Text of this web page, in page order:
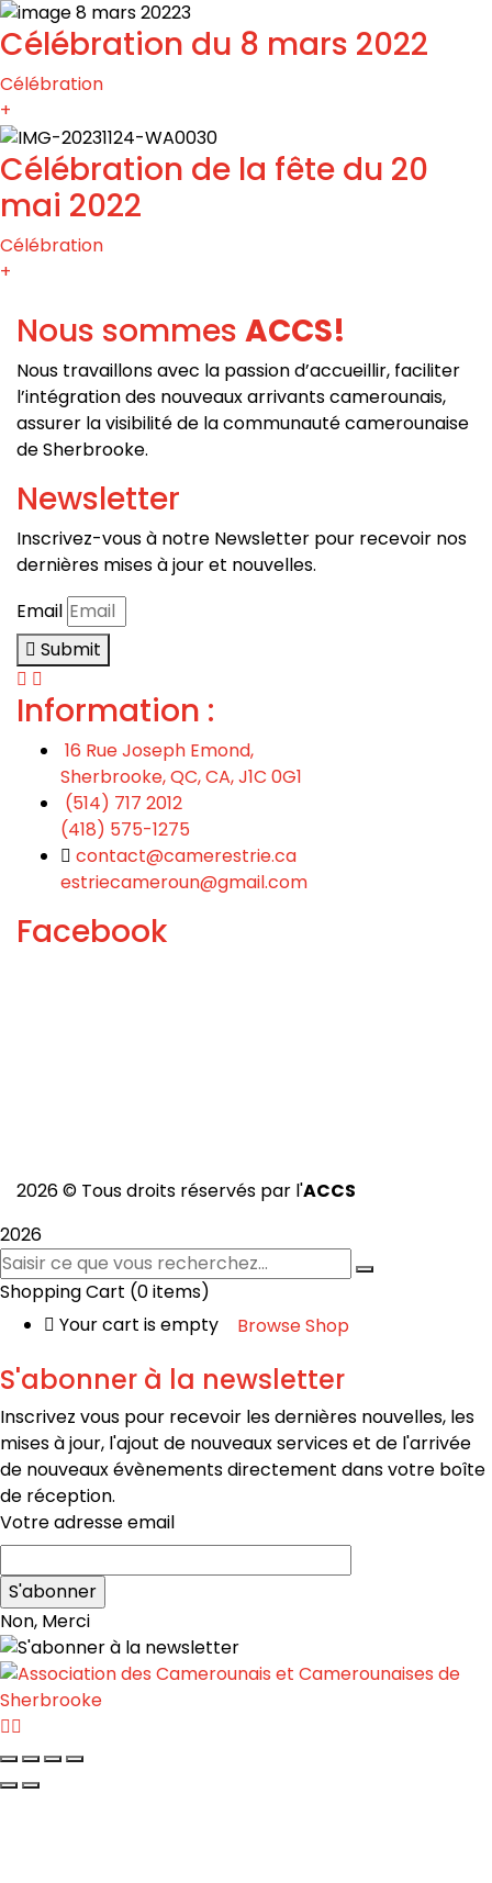
Célébration du 8 mars 2022
Célébration
+
Célébration de la fête du 20
mai 2022
Célébration
+
Nous sommes ACCS!
Nous travaillons avec la passion d’accueillir, faciliter
l’intégration des nouveaux arrivants camerounais,
assurer la visibilité de la communauté camerounaise
de Sherbrooke.
Newsletter
Inscrivez-vous à notre Newsletter pour recevoir nos
dernières mises à jour et nouvelles.
Email
Submit
Information :
16 Rue Joseph Emond,
Sherbrooke, QC, CA, J1C 0G1
(514) 717 2012
(418) 575-1275
contact@camerestrie.ca
estriecameroun@gmail.com
Facebook
2026 © Tous droits réservés par l'ACCS
2026
Shopping Cart (0 items)
Your cart is empty
Browse Shop
S'abonner à la newsletter
Inscrivez vous pour recevoir les dernières nouvelles, les
mises à jour, l'ajout de nouveaux services et de l'arrivée
de nouveaux évènements directement dans votre boîte
de réception.
Votre adresse email
Non, Merci